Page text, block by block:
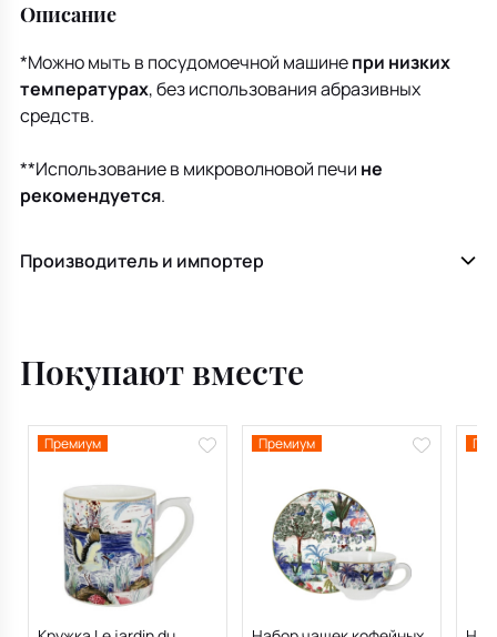
Описание
*Можно мыть в посудомоечной машинепри низких
температурах, без использования абразивных
средств.
**Использование в микроволновой печи не
рекомендуется.
Производитель и импортер
Покупают вместе
Премиум Премиум